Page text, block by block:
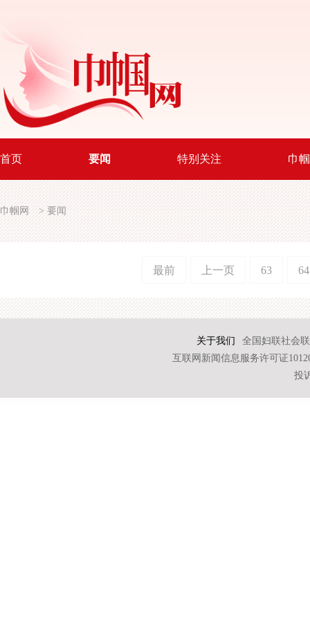
首页 要闻 特别关注 巾
巾帼网 >要闻
最前 上一页 63 64
关于我们
全国妇联社会
互联网新闻信息服务许可证
投